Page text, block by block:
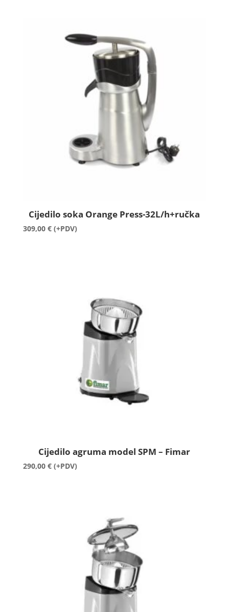
Cijedilo soka Orange Press-32L/h+ručka
309,00 € (+PDV)
Cijedilo agruma model SPM – Fimar
290,00 € (+PDV)